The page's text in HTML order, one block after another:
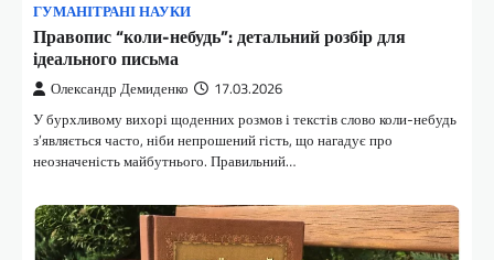
ГУМАНІТРАНІ НАУКИ
Правопис “коли-небудь”: детальний розбір для
ідеального письма
Олександр Демиденко 17.03.2026
У бурхливому вихорі щоденних розмов і текстів слово коли-небудь
з’являється часто, ніби непрошений гість, що нагадує про
неозначеність майбутнього. Правильний…